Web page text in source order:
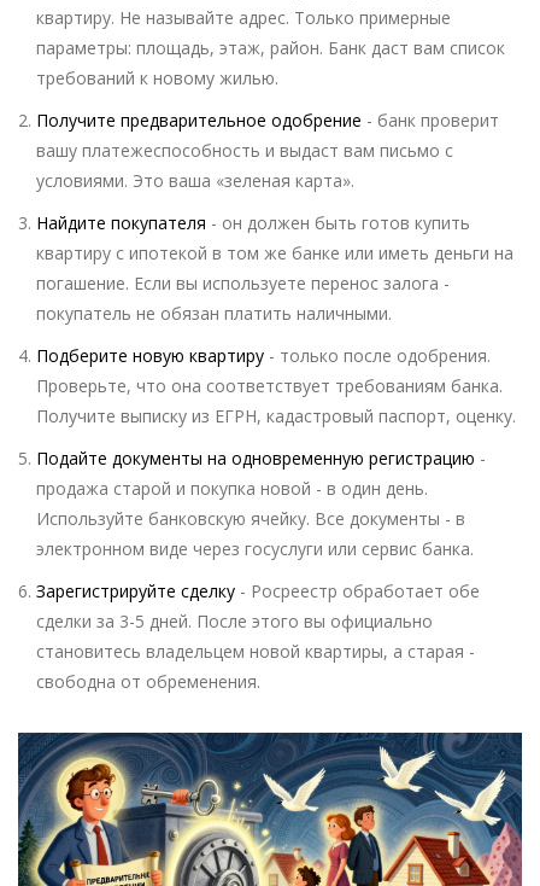
квартиру. Не называйте адрес. Только примерные
параметры: площадь, этаж, район. Банк даст вам список
требований к новому жилью.
Получите предварительное одобрение - банк проверит
вашу платежеспособность и выдаст вам письмо с
условиями. Это ваша «зеленая карта».
Найдите покупателя - он должен быть готов купить
квартиру с ипотекой в том же банке или иметь деньги на
погашение. Если вы используете перенос залога -
покупатель не обязан платить наличными.
Подберите новую квартиру - только после одобрения.
Проверьте, что она соответствует требованиям банка.
Получите выписку из ЕГРН, кадастровый паспорт, оценку.
Подайте документы на одновременную регистрацию -
продажа старой и покупка новой - в один день.
Используйте банковскую ячейку. Все документы - в
электронном виде через госуслуги или сервис банка.
Зарегистрируйте сделку - Росреестр обработает обе
сделки за 3-5 дней. После этого вы официально
становитесь владельцем новой квартиры, а старая -
свободна от обременения.